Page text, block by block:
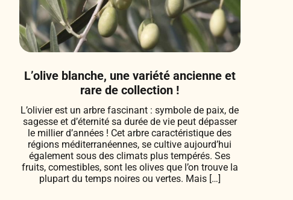
L’olive blanche, une variété ancienne et
rare de collection !
L’olivier est un arbre fascinant : symbole de paix, de
sagesse et d’éternité sa durée de vie peut dépasser
le millier d’années ! Cet arbre caractéristique des
régions méditerranéennes, se cultive aujourd’hui
également sous des climats plus tempérés. Ses
fruits, comestibles, sont les olives que l’on trouve la
plupart du temps noires ou vertes. Mais […]